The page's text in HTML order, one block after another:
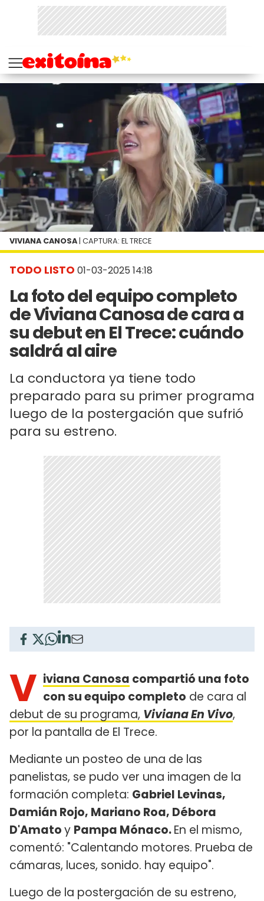
TODO LISTO 01-03-2025 14:18
La foto del equipo completo
de Viviana Canosa de cara a
su debut en El Trece: cuándo
saldrá al aire
La conductora ya tiene todo
preparado para su primer programa
luego de la postergación que sufrió
para su estreno.
VIVIANA CANOSA | CAPTURA: EL TRECE
V iviana Canosa compartió una foto
con su equipo completo de cara al
debut de su programa, Viviana En Vivo,
por la pantalla de El Trece.
Mediante un posteo de una de las
panelistas, se pudo ver una imagen de la
formación completa: Gabriel Levinas,
Damián Rojo, Mariano Roa, Débora
D'Amatoy Pampa Mónaco.En el mismo,
comentó: "Calentando motores. Prueba de
cámaras, luces, sonido. hay equipo".
Luego de la postergación de su estreno,